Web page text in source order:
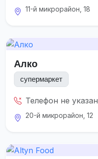
11-й микрорайон, 18
Алко
супермаркет
Телефон не указан
20-й микрорайон, 12